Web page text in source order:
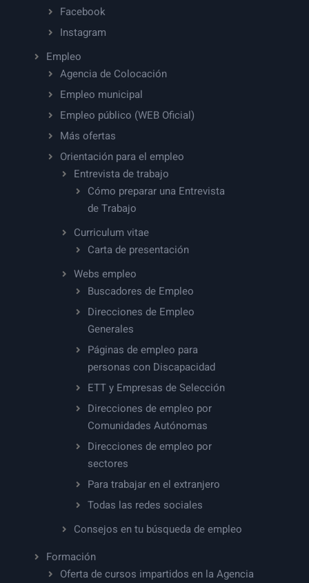
Facebook
Instagram
Empleo
Agencia de Colocación
Empleo municipal
Empleo público (WEB Oficial)
Más ofertas
Orientación para el empleo
Entrevista de trabajo
Cómo preparar una Entrevista
de Trabajo
Curriculum vitae
Carta de presentación
Webs empleo
Buscadores de Empleo
Direcciones de Empleo
Generales
Páginas de empleo para
personas con Discapacidad
ETT y Empresas de Selección
Direcciones de empleo por
Comunidades Autónomas
Direcciones de empleo por
sectores
Para trabajar en el extranjero
Todas las redes sociales
Consejos en tu búsqueda de empleo
Formación
Oferta de cursos impartidos en la Agencia